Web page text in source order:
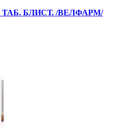
БЛИСТ. /ВЕЛФАРМ/